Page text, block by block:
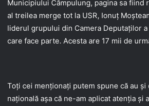
Municipiului Câmpulung, pagina sa fiind
al treilea merge tot la USR, Ionuț
liderul grupului din Camera Deputaților
care face parte. Acesta are 17 mii de
Toți cei menționați putem spune că au și
națională așa că ne-am aplicat atenția și